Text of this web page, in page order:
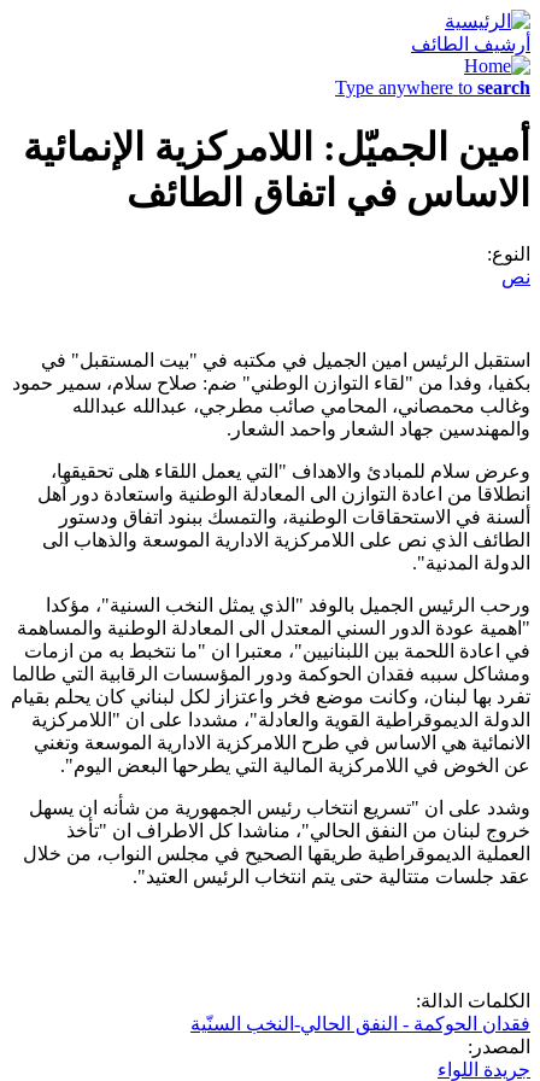
أرشيف الطائف
Type anywhere to search
أمين الجميّل: اللامركزية الإنمائية
الاساس في اتفاق الطائف
النوع:
نص
استقبل الرئيس امين الجميل في مكتبه في "بيت المستقبل" في
بكفيا، وفدا من "لقاء التوازن الوطني" ضم: صلاح سلام، سمير حمود
وغالب محمصاني، المحامي صائب مطرجي، عبدالله عبدالله
والمهندسين جهاد الشعار واحمد الشعار.
وعرض سلام للمبادئ والاهداف "التي يعمل اللقاء هلى تحقيقها،
انطلاقا من اعادة التوازن الى المعادلة الوطنية واستعادة دور آهل
ألسنة في الاستحقاقات الوطنية، والتمسك ببنود اتفاق ودستور
الطائف الذي نص على اللامركزية الادارية الموسعة والذهاب الى
الدولة المدنية".
ورحب الرئيس الجميل بالوفد "الذي يمثل النخب السنية"، مؤكدا
"اهمية عودة الدور السني المعتدل الى المعادلة الوطنية والمساهمة
في اعادة اللحمة بين اللبنانيين"، معتبرا ان "ما نتخبط به من ازمات
ومشاكل سببه فقدان الحوكمة ودور المؤسسات الرقابية التي طالما
تفرد بها لبنان، وكانت موضع فخر واعتزاز لكل لبناني كان يحلم بقيام
الدولة الديموقراطية القوية والعادلة"، مشددا على ان "اللامركزية
الانمائية هي الاساس في طرح اللامركزية الادارية الموسعة وتغني
عن الخوض في اللامركزية المالية التي يطرحها البعض اليوم".
وشدد على ان "تسريع انتخاب رئيس الجمهورية من شأنه ان يسهل
خروج لبنان من النفق الحالي"، مناشدا كل الاطراف ان "تأخذ
العملية الديموقراطية طريقها الصحيح في مجلس النواب، من خلال
عقد جلسات متتالية حتى يتم انتخاب الرئيس العتيد".
الكلمات الدالة:
فقدان الحوكمة - النفق الحالي-النخب السنّية
المصدر:
جريدة اللواء